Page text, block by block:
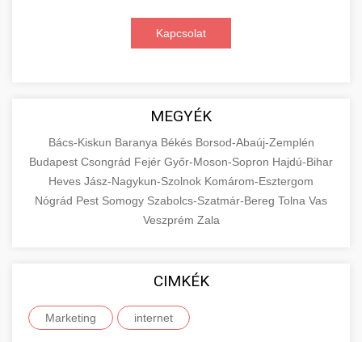
Kapcsolat
MEGYÉK
Bács-Kiskun Baranya Békés Borsod-Abaúj-Zemplén
Budapest Csongrád Fejér Győr-Moson-Sopron Hajdú-Bihar
Heves Jász-Nagykun-Szolnok Komárom-Esztergom
Nógrád Pest Somogy Szabolcs-Szatmár-Bereg Tolna Vas
Veszprém Zala
CIMKÉK
Marketing internet